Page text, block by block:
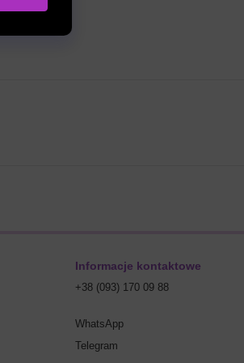
Informacje kontaktowe
+38 (093) 170 09 88
WhatsApp
Telegram